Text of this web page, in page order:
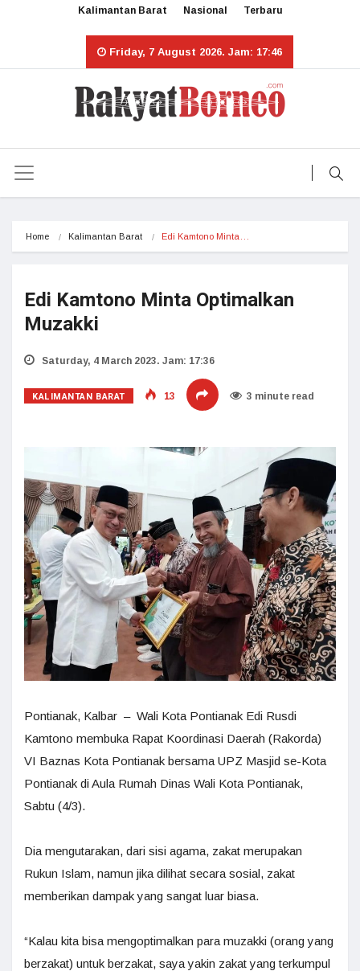
Kalimantan Barat Nasional Terbaru
Friday, 7 August 2026. Jam: 17:46
Home Kalimantan Barat Edi Kamtono Minta…
Edi Kamtono Minta Optimalkan
Muzakki
Saturday, 4 March 2023. Jam: 17:36
KALIMANTAN BARAT 13 3 minute read
Pontianak, Kalbar – Wali Kota Pontianak Edi Rusdi
Kamtono membuka Rapat Koordinasi Daerah (Rakorda)
VI Baznas Kota Pontianak bersama UPZ Masjid se-Kota
Pontianak di Aula Rumah Dinas Wali Kota Pontianak,
Sabtu (4/3).
Dia mengutarakan, dari sisi agama, zakat merupakan
Rukun Islam, namun jika dilihat secara sosial, zakat
memberikan dampak yang sangat luar biasa.
“Kalau kita bisa mengoptimalkan para muzakki (orang yang
berzakat) untuk berzakat, saya yakin zakat yang terkumpul